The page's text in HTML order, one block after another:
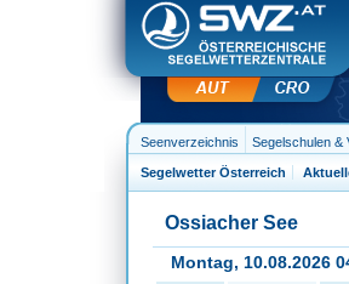
Seenverzeichnis Segelschulen &
Segelwetter Österreich
Ossiacher See
Montag, 10.08.2026